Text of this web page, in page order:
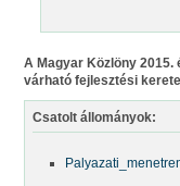
A Magyar Közlöny 2015.
várható fejlesztési
Csatolt állományok: